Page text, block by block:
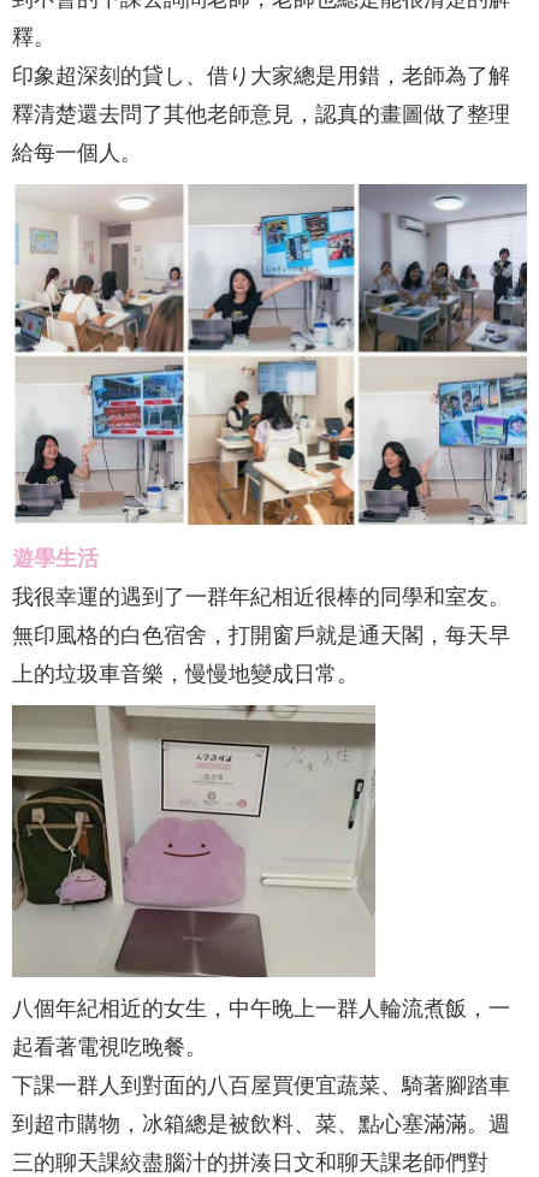
釋。
印象超深刻的貸し、借り大家總是用錯，老師為了解
釋清楚還去問了其他老師意見，認真的畫圖做了整理
給每一個人。
遊學生活
我很幸運的遇到了一群年紀相近很棒的同學和室友。
無印風格的白色宿舍，打開窗戶就是通天閣，每天早
上的垃圾車音樂，慢慢地變成日常。
八個年紀相近的女生，中午晚上一群人輪流煮飯，一
起看著電視吃晚餐。
下課一群人到對面的八百屋買便宜蔬菜、騎著腳踏車
到超市購物，冰箱總是被飲料、菜、點心塞滿滿。週
三的聊天課絞盡腦汁的拼湊日文和聊天課老師們對